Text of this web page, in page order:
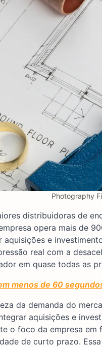
Photography
distribuidoras de
opera mais de
e
real com a
em quase todas as
menos de 60
da demanda do
aquisições e
o foco da empresa
de curto prazo.